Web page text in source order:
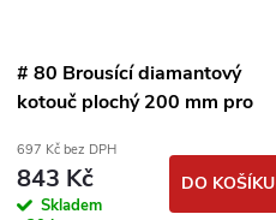
# 80 Brousící diamantový
kotouč plochý 200 mm pro
697 Kč bez DPH
843 Kč
Skladem
DO KOŠÍKU